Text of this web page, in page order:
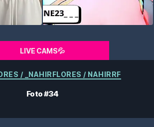
LIVE CAMS💦
Kategorien
/ _NAHIRFLORES / NAHIRRF
Foto #34